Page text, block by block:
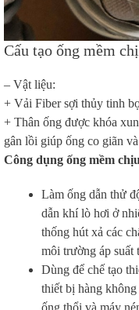
Cấu tạo ống mềm
– Vật liệu:
+ Vải Fiber sợi thủy tinh
+ Thân ống được khóa
gân lồi giúp ống co giãn
Công dụng ống mềm
Làm ống dẫn thử
dẫn khí lò hơi ở
thống hút xả các
môi trường áp suất
Dùng để chế tạo
thiết bị hàng
ống thổi và máy